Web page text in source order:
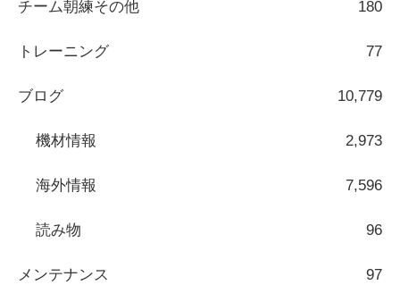
チーム朝練その他 180
トレーニング 77
ブログ 10,779
機材情報 2,973
海外情報 7,596
読み物 96
メンテナンス 97